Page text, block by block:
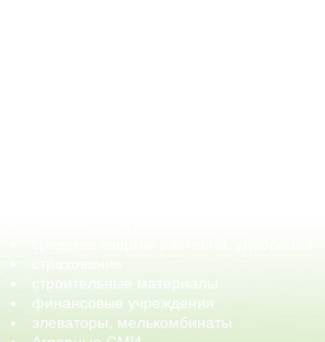
строительные материалы
финансовые учреждения
элеваторы, мелькомбинаты